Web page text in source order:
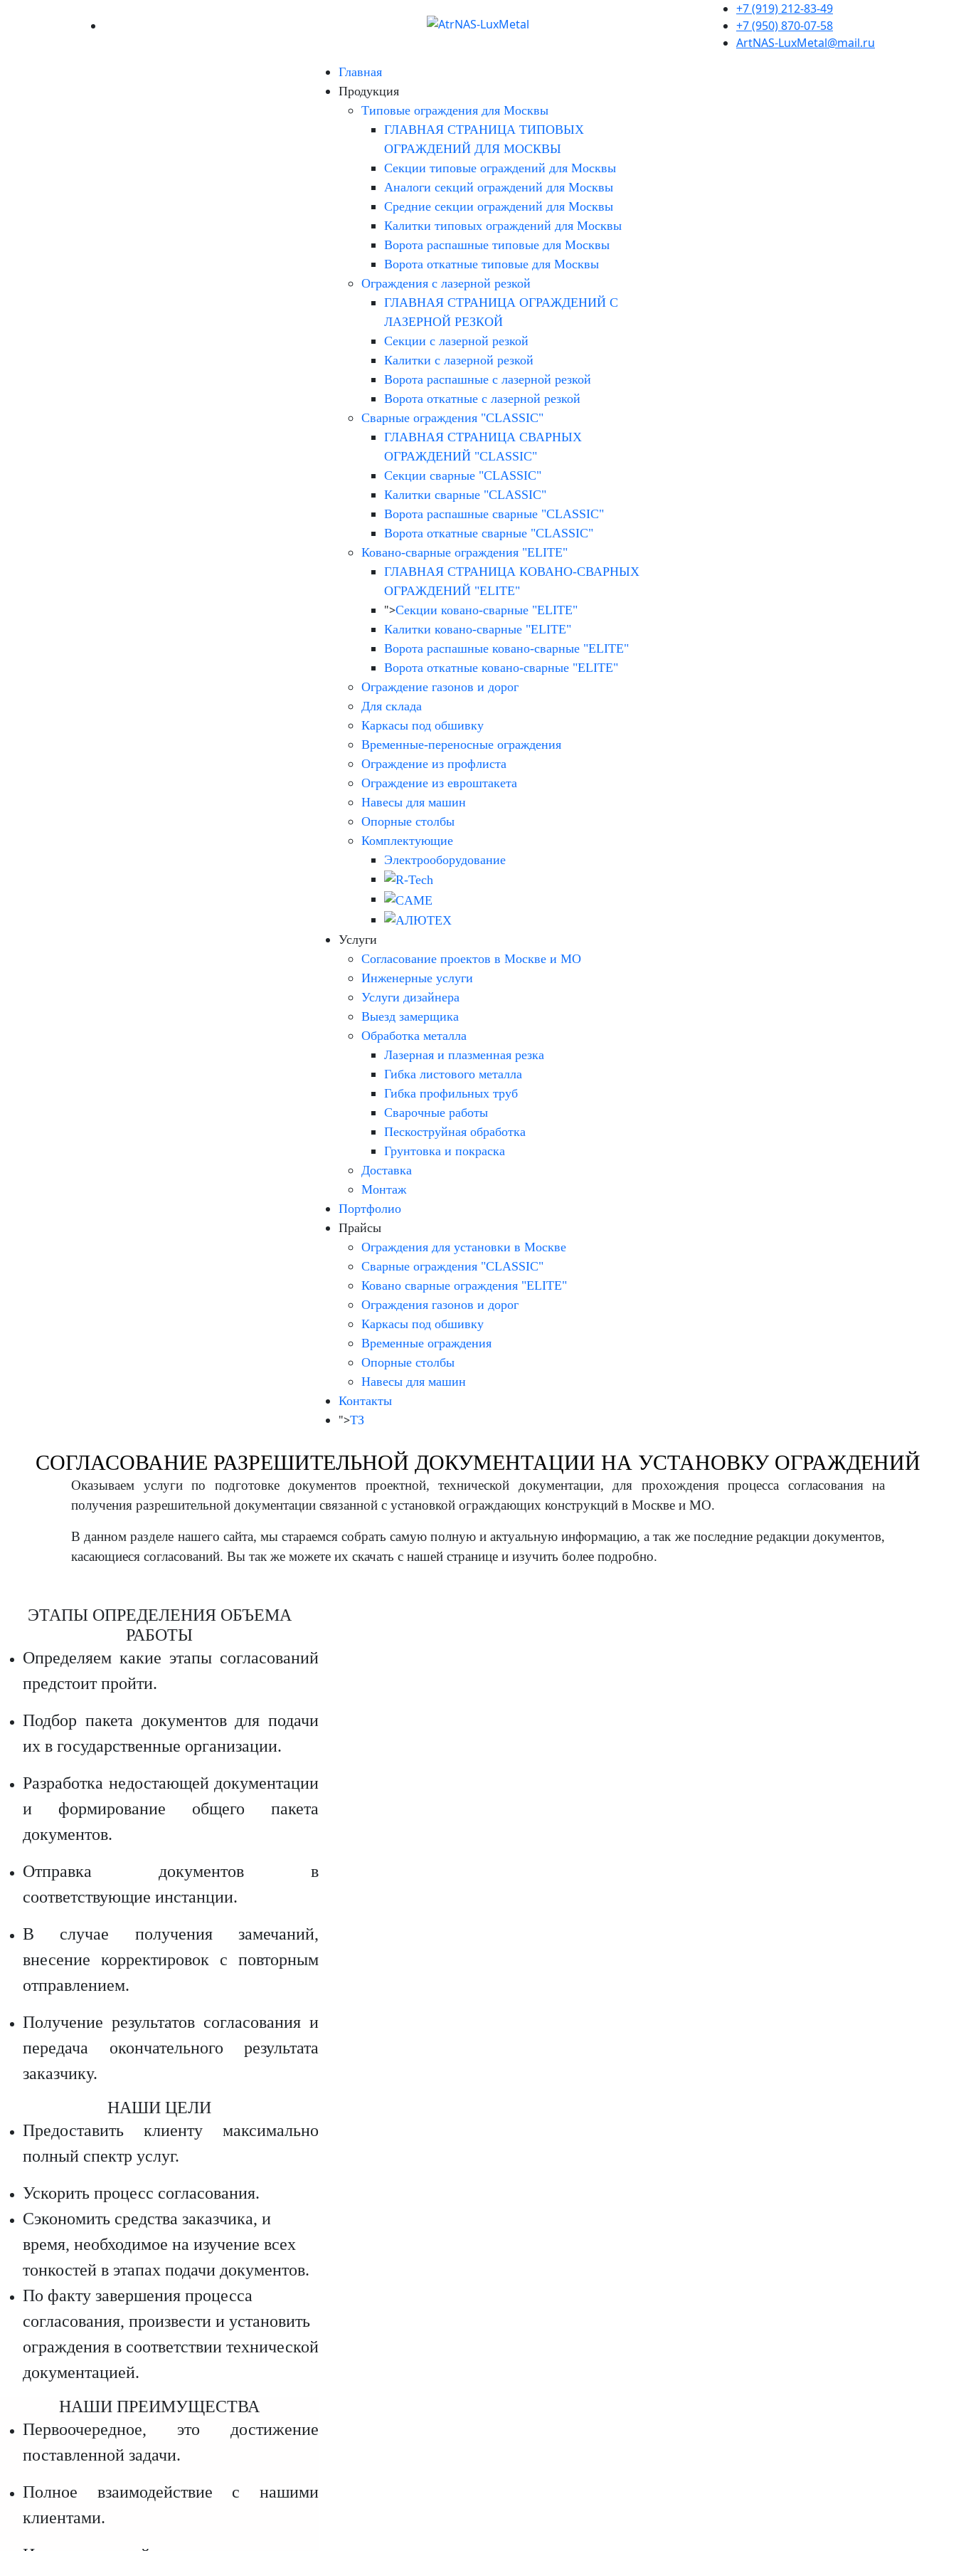
+7 (919) 212-83-49
+7 (950) 870-07-58
ArtNAS-LuxMetal@mail.ru
Главная
Продукция
Типовые ограждения для Москвы
ГЛАВНАЯ СТРАНИЦА ТИПОВЫХ
ОГРАЖДЕНИЙ ДЛЯ МОСКВЫ
Секции типовые ограждений для Москвы
Аналоги секций ограждений для Москвы
Средние секции ограждений для Москвы
Калитки типовых ограждений для Москвы
Ворота распашные типовые для Москвы
Ворота откатные типовые для Москвы
Ограждения с лазерной резкой
ГЛАВНАЯ СТРАНИЦА ОГРАЖДЕНИЙ С
ЛАЗЕРНОЙ РЕЗКОЙ
Секции с лазерной резкой
Калитки с лазерной резкой
Ворота распашные с лазерной резкой
Ворота откатные с лазерной резкой
Сварные ограждения "CLASSIC"
ГЛАВНАЯ СТРАНИЦА СВАРНЫХ
ОГРАЖДЕНИЙ "CLASSIC"
Секции сварные "CLASSIC"
Калитки сварные "CLASSIC"
Ворота распашные сварные "CLASSIC"
Ворота откатные сварные "CLASSIC"
Ковано-сварные ограждения "ELITE"
ГЛАВНАЯ СТРАНИЦА КОВАНО-СВАРНЫХ
ОГРАЖДЕНИЙ "ELITE"
">Секции ковано-сварные "ELITE"
Калитки ковано-сварные "ELITE"
Ворота распашные ковано-сварные "ELITE"
Ворота откатные ковано-сварные "ELITE"
Ограждение газонов и дорог
Для склада
Каркасы под обшивку
Временные-переносные ограждения
Ограждение из профлиста
Ограждение из евроштакета
Навесы для машин
Опорные столбы
Комплектующие
Электрооборудование
Услуги
Согласование проектов в Москве и МО
Инженерные услуги
Услуги дизайнера
Выезд замерщика
Обработка металла
Лазерная и плазменная резка
Гибка листового металла
Гибка профильных труб
Сварочные работы
Пескоструйная обработка
Грунтовка и покраска
Доставка
Монтаж
Портфолио
Прайсы
Ограждения для установки в Москве
Сварные ограждения "CLASSIC"
Ковано сварные ограждения "ELITE"
Ограждения газонов и дорог
Каркасы под обшивку
Временные ограждения
Опорные столбы
Навесы для машин
Контакты
">ТЗ
СОГЛАСОВАНИЕ РАЗРЕШИТЕЛЬНОЙ ДОКУМЕНТАЦИИ НА УСТАНОВКУ ОГРАЖДЕНИЙ
Оказываем услуги по подготовке документов проектной, технической документации, для прохождения процесса согласования на
получения разрешительной документации связанной с установкой ограждающих конструкций в Москве и МО.
В данном разделе нашего сайта, мы стараемся собрать самую полную и актуальную информацию, а так же последние редакции документов,
касающиеся согласований. Вы так же можете их скачать с нашей странице и изучить более подробно.
ЭТАПЫ ОПРЕДЕЛЕНИЯ ОБЪЕМА
РАБОТЫ
Определяем какие этапы согласований
предстоит пройти.
Подбор пакета документов для подачи
их в государственные организации.
Разработка недостающей документации
и формирование общего пакета
документов.
Отправка документов в
соответствующие инстанции.
В случае получения замечаний,
внесение корректировок с повторным
отправлением.
Получение результатов согласования и
передача окончательного результата
заказчику.
НАШИ ЦЕЛИ
Предоставить клиенту максимально
полный спектр услуг.
Ускорить процесс согласования.
Сэкономить средства заказчика, и
время, необходимое на изучение всех
тонкостей в этапах подачи документов.
По факту завершения процесса
согласования, произвести и установить
ограждения в соответствии технической
документацией.
НАШИ ПРЕИМУЩЕСТВА
Первоочередное, это достижение
поставленной задачи.
Полное взаимодействие с нашими
клиентами.